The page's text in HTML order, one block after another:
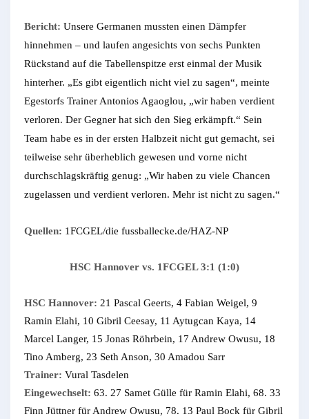
Bericht: Unsere Germanen mussten einen Dämpfer
hinnehmen – und laufen angesichts von sechs Punkten
Rückstand auf die Tabellenspitze erst einmal der Musik
hinterher. „Es gibt eigentlich nicht viel zu sagen“, meinte
Egestorfs Trainer Antonios Agaoglou, „wir haben verdient
verloren. Der Gegner hat sich den Sieg erkämpft.“ Sein
Team habe es in der ersten Halbzeit nicht gut gemacht, sei
teilweise sehr überheblich gewesen und vorne nicht
durchschlagskräftig genug: „Wir haben zu viele Chancen
zugelassen und verdient verloren. Mehr ist nicht zu sagen.“
Quellen: 1FCGEL/die fussballecke.de/HAZ-NP
HSC Hannover vs. 1FCGEL 3:1 (1:0)
HSC Hannover: 21 Pascal Geerts, 4 Fabian Weigel, 9
Ramin Elahi, 10 Gibril Ceesay, 11 Aytugcan Kaya, 14
Marcel Langer, 15 Jonas Röhrbein, 17 Andrew Owusu, 18
Tino Amberg, 23 Seth Anson, 30 Amadou Sarr
Trainer: Vural Tasdelen
Eingewechselt: 63. 27 Samet Gülle für Ramin Elahi, 68. 33
Finn Jüttner für Andrew Owusu, 78. 13 Paul Bock für Gibril